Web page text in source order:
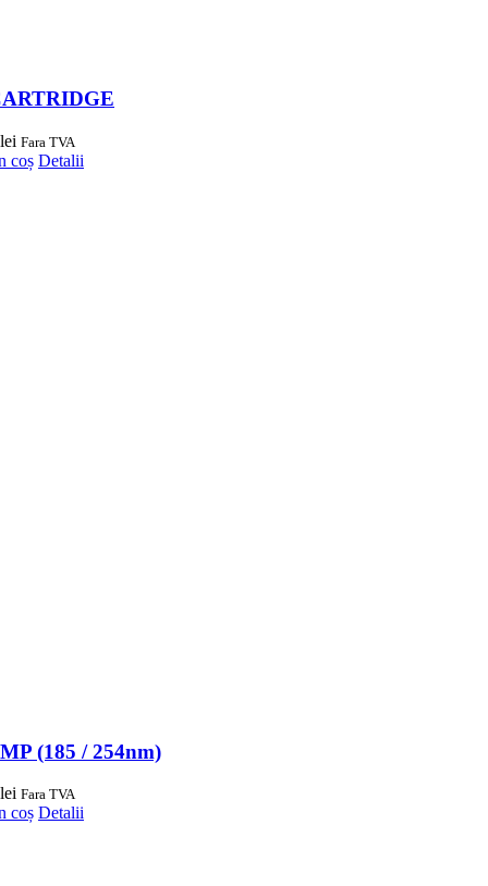
lei Fara TVA
coș Detalii
(185 / 254nm)
lei Fara TVA
coș Detalii